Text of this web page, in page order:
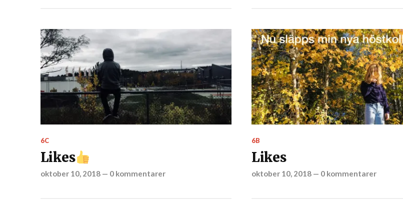
6C
Likes
oktober 10, 2018— 0 kommentarer
6B
Likes
oktober 10, 2018— 0 kommentarer